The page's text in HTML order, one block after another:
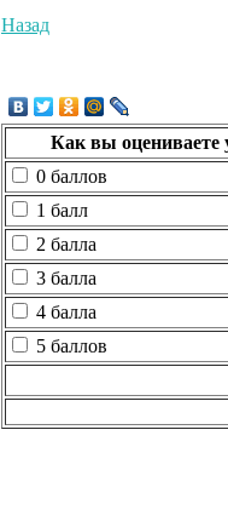
Назад
Как вы оцениваете
0 баллов
1 балл
2 балла
3 балла
4 балла
5 баллов